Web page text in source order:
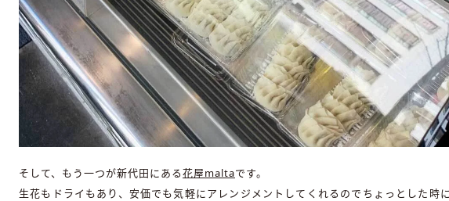
そして、もう一つが新代田にある花屋maltaです。
生花もドライもあり、安価でも気軽にアレンジメントしてくれるのでちょっとした時